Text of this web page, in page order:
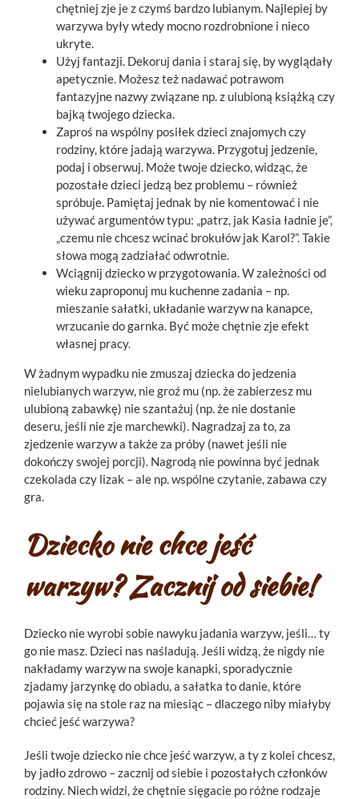
chętniej zje je z czymś bardzo lubianym. Najlepiej by
warzywa były wtedy mocno rozdrobnione i nieco
ukryte.
Użyj fantazji. Dekoruj dania i staraj się, by wyglądały
apetycznie. Możesz też nadawać potrawom
fantazyjne nazwy związane np. z ulubioną książką czy
bajką twojego dziecka.
Zaproś na wspólny posiłek dzieci znajomych czy
rodziny, które jadają warzywa. Przygotuj jedzenie,
podaj i obserwuj. Może twoje dziecko, widząc, że
pozostałe dzieci jedzą bez problemu – również
spróbuje. Pamiętaj jednak by nie komentować i nie
używać argumentów typu: „patrz, jak Kasia ładnie je”,
„czemu nie chcesz wcinać brokułów jak Karol?”. Takie
słowa mogą zadziałać odwrotnie.
Wciągnij dziecko w przygotowania. W zależności od
wieku zaproponuj mu kuchenne zadania – np.
mieszanie sałatki, układanie warzyw na kanapce,
wrzucanie do garnka. Być może chętnie zje efekt
własnej pracy.
W żadnym wypadku nie zmuszaj dziecka do jedzenia
nielubianych warzyw, nie groź mu (np. że zabierzesz mu
ulubioną zabawkę) nie szantażuj (np. że nie dostanie
deseru, jeśli nie zje marchewki). Nagradzaj za to, za
zjedzenie warzyw a także za próby (nawet jeśli nie
dokończy swojej porcji). Nagrodą nie powinna być jednak
czekolada czy lizak – ale np. wspólne czytanie, zabawa czy
gra.
Dziecko nie chce jeść
warzyw? Zacznij od siebie!
Dziecko nie wyrobi sobie nawyku jadania warzyw, jeśli… ty
go nie masz. Dzieci nas naśladują. Jeśli widzą, że nigdy nie
nakładamy warzyw na swoje kanapki, sporadycznie
zjadamy jarzynkę do obiadu, a sałatka to danie, które
pojawia się na stole raz na miesiąc – dlaczego niby miałyby
chcieć jeść warzywa?
Jeśli twoje dziecko nie chce jeść warzyw, a ty z kolei chcesz,
by jadło zdrowo – zacznij od siebie i pozostałych członków
rodziny. Niech widzi, że chętnie sięgacie po różne rodzaje